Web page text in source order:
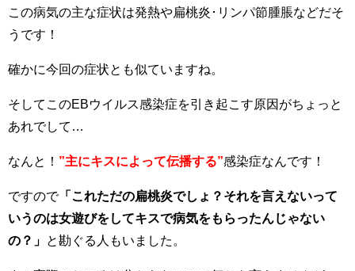
この病気の主な症状は発熱や扁桃炎･リンパ節腫脹などだそ
うです！
確かに今回の症状とも似ていますね。
そしてこのEBウイルス感染症を引き起こす原因がちょっと
あれでして…
なんと！ ”主にキスによって伝播する”感染症なんです！
ですので「これただの扁桃炎でしょ？それを言えないって
いうのは女遊びをしてキスで病気をもらったんじゃない
の？」
と勘ぐる人もいました。